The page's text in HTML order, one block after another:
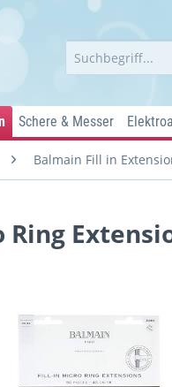
Schere & Messer
Balmain Fill in